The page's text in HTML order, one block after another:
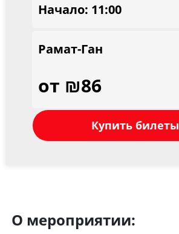
Начало: 11:00
Рамат-Ган
от ₪86
Купить билеты
О мероприятии: